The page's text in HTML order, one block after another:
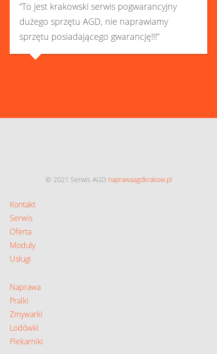
“To jest krakowski serwis pogwarancyjny
dużego sprzętu AGD, nie naprawiamy
sprzętu posiadającego gwarancję!!!”
© 2021 Serwis AGD naprawaagdkrakow.pl
Kontakt
Serwis
Oferta
Moduły
Usługi
Naprawa
Pralki
Zmywarki
Lodówki
Piekarniki